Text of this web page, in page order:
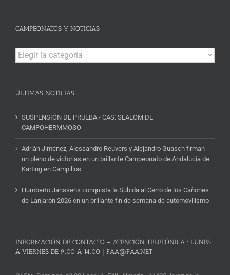
CAMPEONATOS Y NOTICIAS
Campeonatos
y
ÚLTIMAS NOTICIAS
SUSPENSIÓN DE PRUEBA.- CAS: SLALOM DE
CAMPOHERMMOSO
Adrián Jiménez, Alessandro Reuvers y Alejandro Guasch firman
un pleno de victorias en un brillante Campeonato de Andalucía de
Karting en Campillos
Humberto Janssens conquista la Subida al Cerro de los Cañones
de Lanjarón 2026 en un brillante fin de semana de automovilismo
INFORMACIÓN DE CONTACTO – ATENCIÓN TELEFÓNICA : LUNES
A VIERNES DE 9:00 A 14:00 | FAA@FAA.NET